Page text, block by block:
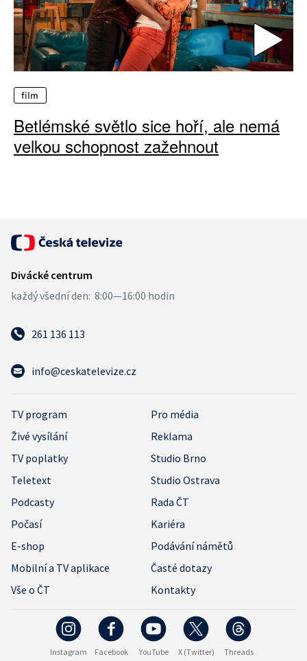
film
Betlémské světlo sice hoří, ale nemá
velkou schopnost zažehnout
261 136 113
info@ceskatelevize.cz
TV program
Pro média
Živé vysílání
Reklama
TV poplatky
Studio Brno
Teletext
Studio Ostrava
Podcasty
Rada ČT
Počasí
Kariéra
E-shop
Podávání námětů
Mobilní a TV aplikace
Časté dotazy
Vše o ČT
Kontakty
Instagram Facebook YouTube X (Twitter) Threads